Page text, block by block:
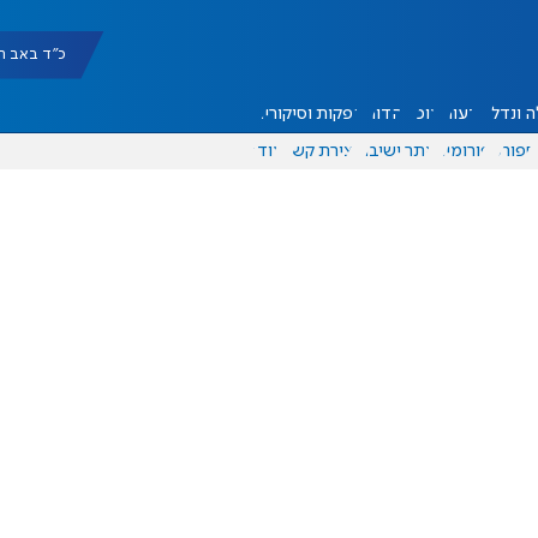
כ"ד באב תשפ"ו
ונדל"ן דעות אוכל יהדות הפקות וסיקורים
ספורט פורומים אתר ישיבה יצירת קשר עוד